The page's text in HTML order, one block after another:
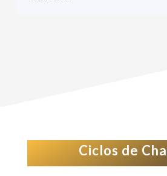
Ciclos de